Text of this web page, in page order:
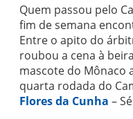
Quem passou pelo
fim de semana
Entre o apito do
roubou a cena à
mascote do Mônaco
quarta rodada do
Flores da Cunha –